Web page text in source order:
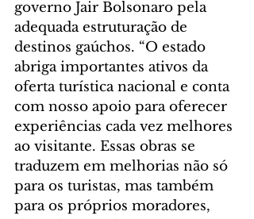
governo Jair Bolsonaro pela
adequada estruturação de
destinos gaúchos. “O estado
abriga importantes ativos da
oferta turística nacional e conta
com nosso apoio para oferecer
experiências cada vez melhores
ao visitante. Essas obras se
traduzem em melhorias não só
para os turistas, mas também
para os próprios moradores,